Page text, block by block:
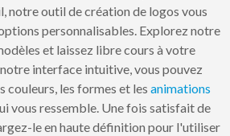
notre outil de création de logos vous
personnalisables. Explorez notre
et laissez libre cours à votre
interface intuitive, vous pouvez
couleurs, les formes et les animations
vous ressemble. Une fois satisfait de
le en haute définition pour l'utiliser